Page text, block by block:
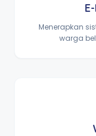
Menerapkan
warga